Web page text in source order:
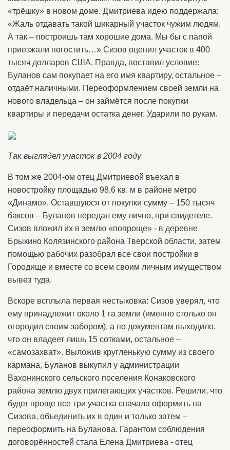
«трёшку» в новом доме. Дмитриева идею поддержала:
«Жаль отдавать такой шикарный участок чужим людям.
А так – построишь там хорошие дома. Мы бы с папой
приезжали погостить…» Сизов оценил участок в 400
тысяч долларов США. Правда, поставил условие:
Буланов сам покупает на его имя квартиру, остальное –
отдаёт наличными. Переоформлением своей земли на
нового владельца – он займётся после покупки
квартиры и передачи остатка денег. Ударили по рукам.
Так выглядел участок в 2004 году
В том же 2004-ом отец Дмитриевой въехал в
новостройку площадью 98,6 кв. м в районе метро
«Динамо». Оставшуюся от покупки сумму – 150 тысяч
баксов – Буланов передал ему лично, при свидетеле.
Сизов вложил их в землю «попроще» - в деревне
Брыкино Колязинского района Тверской области, затем
помощью рабочих разобрал все свои постройки в
Городище и вместе со всем своим личным имуществом
вывез туда.
Вскоре всплыла первая нестыковка: Сизов уверял, что
ему принадлежит около 1 га земли (именно столько он
огородил своим забором), а по документам выходило,
что он владеет лишь 15 сотками, остальное –
«самозахват». Выложив кругленькую сумму из своего
кармана, Буланов выкупил у администрации
Вахонинского сельского поселения Конаковского
района землю двух прилегающих участков. Решили, что
будет проще все три участка сначала оформить на
Сизова, объединить их в один и только затем –
переоформить на Буланова. Гарантом соблюдения
договорённостей стала Елена Дмитриева - отец